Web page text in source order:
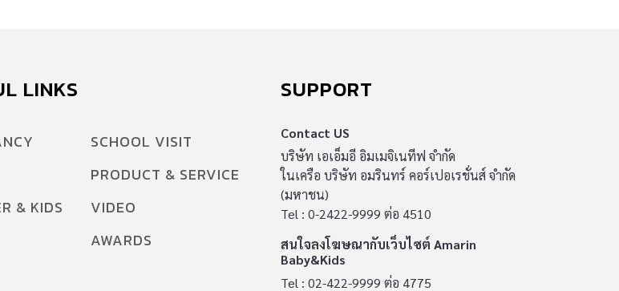
LINKS
& KIDS
SCHOOL VISIT
PRODUCT & SERVICE
VIDEO
AWARDS
SUPPORT
Contact US
บริษัท เอเอ็มอี อิมเมจิเนทีฟ จำกัด
ในเครือ บริษัท อมรินทร์ คอร์เปอเรชั่นส์ จำกัด
(มหาชน)
Tel : 0-2422-9999 ต่อ 4510
สนใจลงโฆษณากับเว็บไซต์ Amarin
Baby&Kids
Tel : 02-422-9999 ต่อ 4775